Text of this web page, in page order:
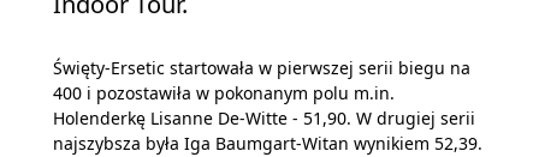
Święty-Ersetic startowała w pierwszej serii biegu na
400 i pozostawiła w pokonanym polu m.in.
Holenderkę Lisanne De-Witte - 51,90. W drugiej serii
najszybsza była Iga Baumgart-Witan wynikiem 52,39.